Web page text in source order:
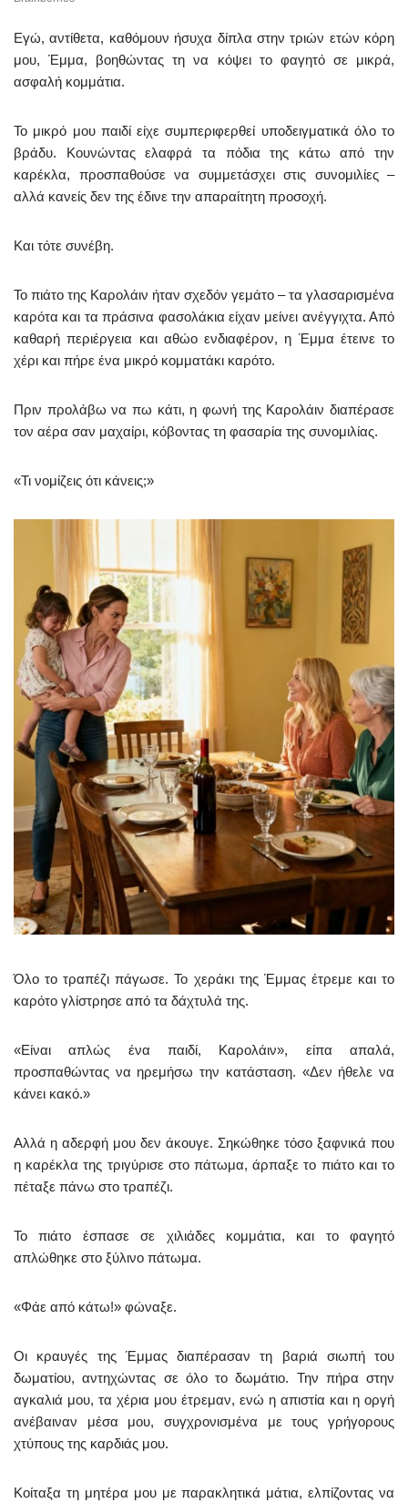
Εγώ, αντίθετα, καθόμουν ήσυχα δίπλα στην τριών ετών κόρη
μου, Έμμα, βοηθώντας τη να κόψει το φαγητό σε μικρά,
ασφαλή κομμάτια.
Το μικρό μου παιδί είχε συμπεριφερθεί υποδειγματικά όλο το
βράδυ. Κουνώντας ελαφρά τα πόδια της κάτω από την
καρέκλα, προσπαθούσε να συμμετάσχει στις συνομιλίες –
αλλά κανείς δεν της έδινε την απαραίτητη προσοχή.
Και τότε συνέβη.
Το πιάτο της Καρολάιν ήταν σχεδόν γεμάτο – τα γλασαρισμένα
καρότα και τα πράσινα φασολάκια είχαν μείνει ανέγγιχτα. Από
καθαρή περιέργεια και αθώο ενδιαφέρον, η Έμμα έτεινε το
χέρι και πήρε ένα μικρό κομματάκι καρότο.
Πριν προλάβω να πω κάτι, η φωνή της Καρολάιν διαπέρασε
τον αέρα σαν μαχαίρι, κόβοντας τη φασαρία της συνομιλίας.
«Τι νομίζεις ότι κάνεις;»
Όλο το τραπέζι πάγωσε. Το χεράκι της Έμμας έτρεμε και το
καρότο γλίστρησε από τα δάχτυλά της.
«Είναι απλώς ένα παιδί, Καρολάιν», είπα απαλά,
προσπαθώντας να ηρεμήσω την κατάσταση. «Δεν ήθελε να
κάνει κακό.»
Αλλά η αδερφή μου δεν άκουγε. Σηκώθηκε τόσο ξαφνικά που
η καρέκλα της τριγύρισε στο πάτωμα, άρπαξε το πιάτο και το
πέταξε πάνω στο τραπέζι.
Το πιάτο έσπασε σε χιλιάδες κομμάτια, και το φαγητό
απλώθηκε στο ξύλινο πάτωμα.
«Φάε από κάτω!» φώναξε.
Οι κραυγές της Έμμας διαπέρασαν τη βαριά σιωπή του
δωματίου, αντηχώντας σε όλο το δωμάτιο. Την πήρα στην
αγκαλιά μου, τα χέρια μου έτρεμαν, ενώ η απιστία και η οργή
ανέβαιναν μέσα μου, συγχρονισμένα με τους γρήγορους
χτύπους της καρδιάς μου.
Κοίταξα τη μητέρα μου με παρακλητικά μάτια, ελπίζοντας να